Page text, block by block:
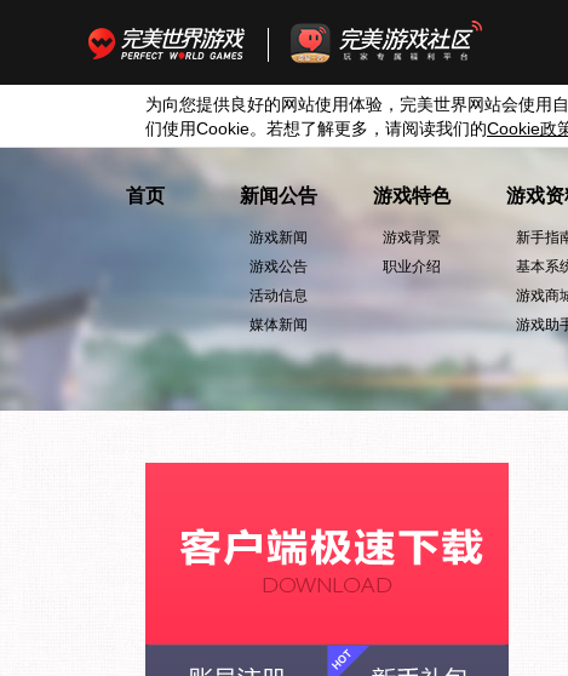
为向您提供良好的网站使用体验，完美世界网站会使用
们使用Cookie。若想了解更多，请阅读我们的Cookie政
首页 新闻公告
游戏新闻
游戏公告
活动信息
媒体新闻
游戏特色
游戏背景
职业介绍
游戏资
新手指
基本系
游戏商
游戏助